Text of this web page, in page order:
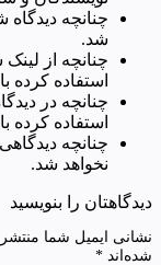
چنانچه دیدگاه
شد.
چنانچه از
استفاده کرده
چنانچه در
استفاده کرده
چنانچه
نخواهد شد.
دیدگاهتان را بنویسید
نشانی ایمیل شما
شده‌اند *